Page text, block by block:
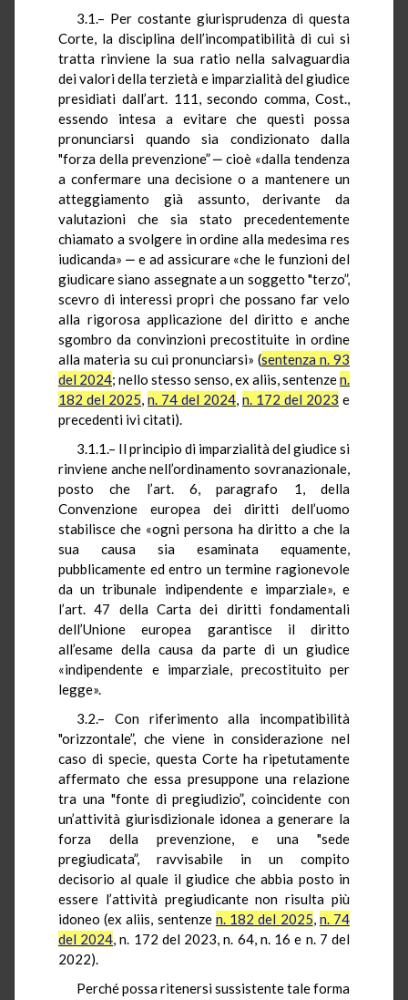
3.1.– Per costante giurisprudenza di questa
Corte, la disciplina dell’incompatibilità di cui si
tratta rinviene la sua ratio nella salvaguardia
dei valori della terzietà e imparzialità del giudice
presidiati dall’art. 111, secondo comma, Cost.,
essendo intesa a evitare che questi possa
pronunciarsi quando sia condizionato dalla
"forza della prevenzione” ‒ cioè «dalla tendenza
a confermare una decisione o a mantenere un
atteggiamento già assunto, derivante da
valutazioni che sia stato precedentemente
chiamato a svolgere in ordine alla medesima res
iudicanda» ‒ e ad assicurare «che le funzioni del
giudicare siano assegnate a un soggetto "terzo”,
scevro di interessi propri che possano far velo
alla rigorosa applicazione del diritto e anche
sgombro da convinzioni precostituite in ordine
alla materia su cui pronunciarsi» (sentenza n. 93
del 2024; nello stesso senso, ex aliis, sentenzen.
182 del 2025, n. 74 del 2024, n. 172 del 2023 e
precedenti ivi citati).
3.1.1.– Il principio di imparzialità del giudice si
rinviene anche nell’ordinamento sovranazionale,
posto che l’art. 6, paragrafo 1, della
Convenzione europea dei diritti dell’uomo
stabilisce che «ogni persona ha diritto a che la
sua causa sia esaminata equamente,
pubblicamente ed entro un termine ragionevole
da un tribunale indipendente e imparziale», e
l’art. 47 della Carta dei diritti fondamentali
dell’Unione europea garantisce il diritto
all’esame della causa da parte di un giudice
«indipendente e imparziale, precostituito per
legge».
3.2.– Con riferimento alla incompatibilità
"orizzontale”, che viene in considerazione nel
caso di specie, questa Corte ha ripetutamente
affermato che essa presuppone una relazione
tra una "fonte di pregiudizio”, coincidente con
un’attività giurisdizionale idonea a generare la
forza della prevenzione, e una "sede
pregiudicata”, ravvisabile in un compito
decisorio al quale il giudice che abbia posto in
essere l’attività pregiudicante non risulta più
idoneo (ex aliis, sentenze n. 182 del 2025, n. 74
del 2024, n. 172 del 2023, n. 64, n. 16 e n. 7 del
2022).
Perché possa ritenersi sussistente tale forma